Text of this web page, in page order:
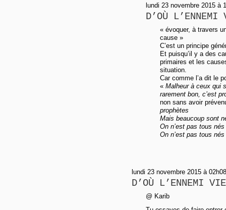
lundi 23 novembre 2015 à
D’OÙ L’ENNEMI
« évoquer, à travers
cause »
C’est un principe
Et puisqu’il y a des
primaires et les
situation.
Car comme l’a dit le
« Malheur à ceux qui
rarement bon, c’est
non sans avoir
prophètes
Mais beaucoup sont
On n’est pas tous
On n’est pas tous
lundi 23 novembre 2015 à
D’OÙ L’ENNEMI
@ Karib